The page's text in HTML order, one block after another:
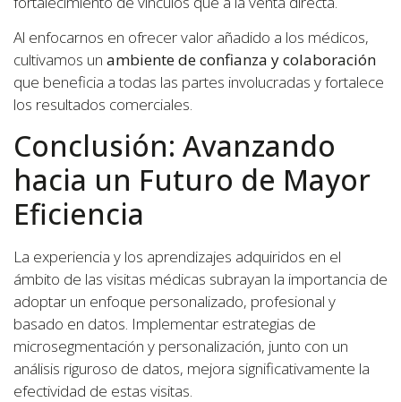
Al enfocarnos en ofrecer valor añadido a los médicos,
cultivamos un ambiente de confianza y colaboración
que beneficia a todas las partes involucradas y fortalece
los resultados comerciales.
Conclusión: Avanzando
hacia un Futuro de Mayor
Eficiencia
La experiencia y los aprendizajes adquiridos en el
ámbito de las visitas médicas subrayan la importancia de
adoptar un enfoque personalizado, profesional y
basado en datos. Implementar estrategias de
microsegmentación y personalización, junto con un
análisis riguroso de datos, mejora significativamente la
efectividad de estas visitas.